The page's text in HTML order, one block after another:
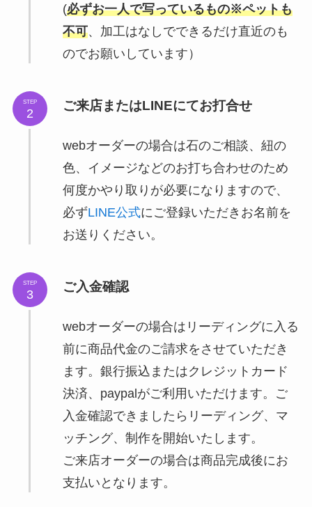
(必ずお一人で写っているもの※ペットも
不可、加工はなしでできるだけ直近のも
のでお願いしています）
ご来店またはLINEにてお打合せ
webオーダーの場合は石のご相談、紐の
色、イメージなどのお打ち合わせのため
何度かやり取りが必要になりますので、
必ずLINE公式にご登録いただきお名前を
お送りください。
STEP
2
ご入金確認
webオーダーの場合はリーディングに入る
前に商品代金のご請求をさせていただき
ます。銀行振込またはクレジットカード
決済、paypalがご利用いただけます。ご
入金確認できましたらリーディング、マ
ッチング、制作を開始いたします。
ご来店オーダーの場合は商品完成後にお
支払いとなります。
STEP
3